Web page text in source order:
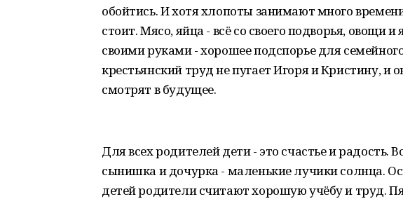
обойтись. И хотя хлопоты занимают много
стоит. Мясо, яйца - всё со своего подворья, овощи
своими руками - хорошее подспорье для
крестьянский труд не пугает Игоря и Кристину, и
смотрят в будущее.
Для всех родителей дети - это счастье и радость.
сынишка и дочурка - маленькие лучики солнца.
детей родители считают хорошую учёбу и труд.